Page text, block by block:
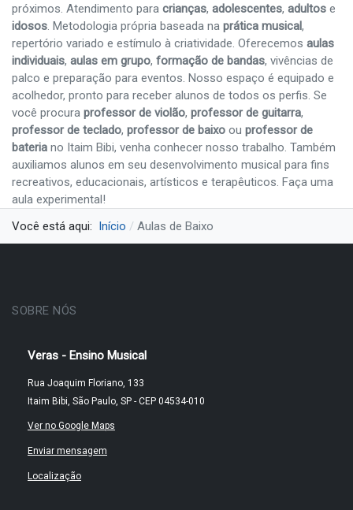
próximos. Atendimento para crianças, adolescentes, adultos e
idosos. Metodologia própria baseada na prática musical,
repertório variado e estímulo à criatividade. Oferecemos aulas
individuais, aulas em grupo, formação de bandas, vivências de
palco e preparação para eventos. Nosso espaço é equipado e
acolhedor, pronto para receber alunos de todos os perfis. Se
você procura professor de violão, professor de guitarra,
professor de teclado, professor de baixo ou professor de
bateria no Itaim Bibi, venha conhecer nosso trabalho. Também
auxiliamos alunos em seu desenvolvimento musical para fins
recreativos, educacionais, artísticos e terapêuticos. Faça uma
aula experimental!
Você está aqui: Início Aulas de Baixo
SOBRE NÓS
Veras - Ensino Musical
Rua Joaquim Floriano, 133
Itaim Bibi, São Paulo, SP - CEP 04534-010
Ver no Google Maps
Enviar mensagem
Localização